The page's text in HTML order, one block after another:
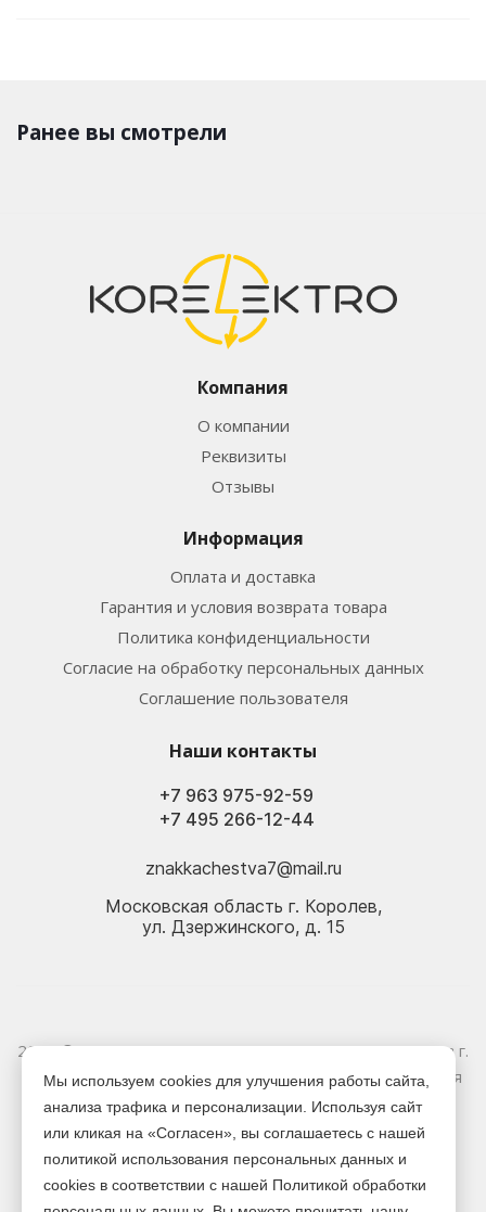
Ранее вы смотрели
Компания
О компании
Реквизиты
Отзывы
Информация
Оплата и доставка
Гарантия и условия возврата товара
Политика конфиденциальности
Согласие на обработку персональных данных
Соглашение пользователя
Наши контакты
+7 495 266-12-44
+7 963 975-92-59
znakkachestva7@mail.ru
Московская область г. Королев,
ул. Дзержинского, д. 15
2026 © Электрика оптом и в розницу - Магазин-склад в г.
Королёв. Информация, указанная на сайте, не является
публичной офертой.
Версия для печати
Мы используем cookies для улучшения работы сайта,
анализа трафика и персонализации. Используя сайт
или кликая на «Согласен», вы соглашаетесь с нашей
политикой использования персональных данных и
cookies в соответствии с нашей Политикой обработки